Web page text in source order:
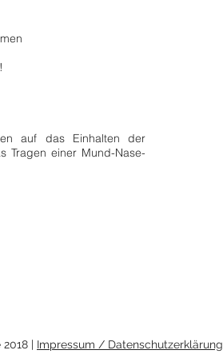
auf das Einhalten der
Tragen einer Mund-Nase-
| Impressum / Datenschutzerklärung